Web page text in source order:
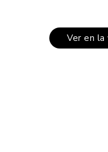
Ver en